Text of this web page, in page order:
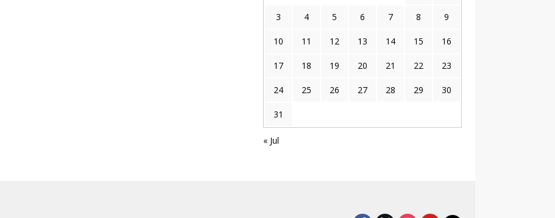
3 4 5 6 7 8 9
10 11 12 13 14 15 16
17 18 19 20 21 22 23
24 25 26 27 28 29 30
31
« Jul